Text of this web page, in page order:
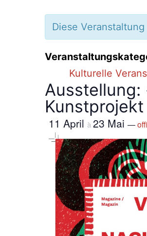
Diese
Kulturelle
Ausstellung:
Kunstprojekt
11 April à 23 Mai —